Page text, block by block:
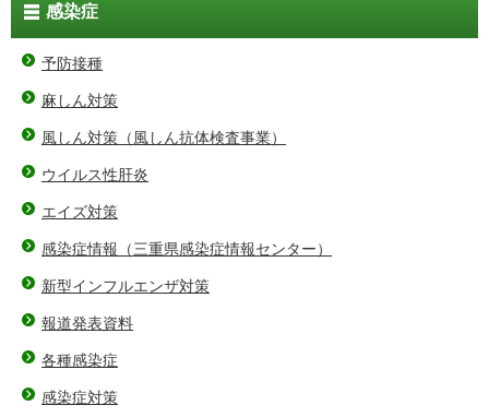
感染症
予防接種
麻しん対策
風しん対策（風しん抗体検査事業）
ウイルス性肝炎
エイズ対策
感染症情報（三重県感染症情報センター）
新型インフルエンザ対策
報道発表資料
各種感染症
感染症対策